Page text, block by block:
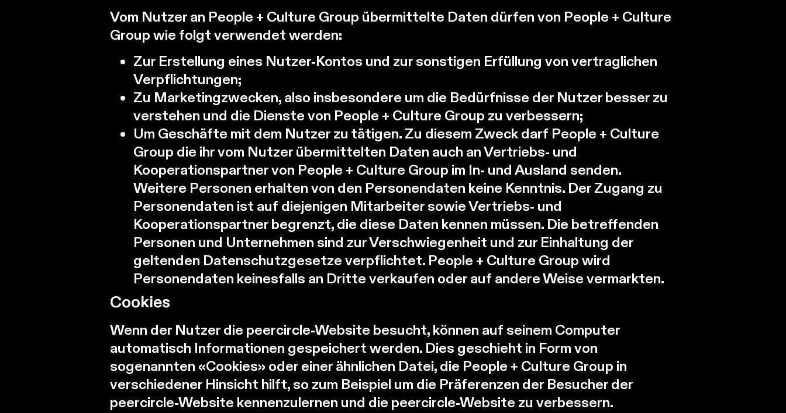
Vom Nutzer an People + Culture Group übermittelte Daten dürfen von People + Culture
Group wie folgt verwendet werden:
Zur Erstellung eines Nutzer-Kontos und zur sonstigen Erfüllung von vertraglichen
Verpflichtungen;
Zu Marketingzwecken, also insbesondere um die Bedürfnisse der Nutzer besser zu
verstehen und die Dienste von People + Culture Group zu verbessern;
Um Geschäfte mit dem Nutzer zu tätigen. Zu diesem Zweck darf People + Culture
Group die ihr vom Nutzer übermittelten Daten auch an Vertriebs- und
Kooperationspartner von People + Culture Group im In- und Ausland senden.
Weitere Personen erhalten von den Personendaten keine Kenntnis. Der Zugang zu
Personendaten ist auf diejenigen Mitarbeiter sowie Vertriebs- und
Kooperationspartner begrenzt, die diese Daten kennen müssen. Die betreffenden
Personen und Unternehmen sind zur Verschwiegenheit und zur Einhaltung der
geltenden Datenschutzgesetze verpflichtet. People + Culture Group wird
Personendaten keinesfalls an Dritte verkaufen oder auf andere Weise vermarkten.
Cookies
Wenn der Nutzer die peercircle-Website besucht, können auf seinem Computer
automatisch Informationen gespeichert werden. Dies geschieht in Form von
sogenannten «Cookies» oder einer ähnlichen Datei, die People + Culture Group in
verschiedener Hinsicht hilft, so zum Beispiel um die Präferenzen der Besucher der
peercircle-Website kennenzulernen und die peercircle-Website zu verbessern.